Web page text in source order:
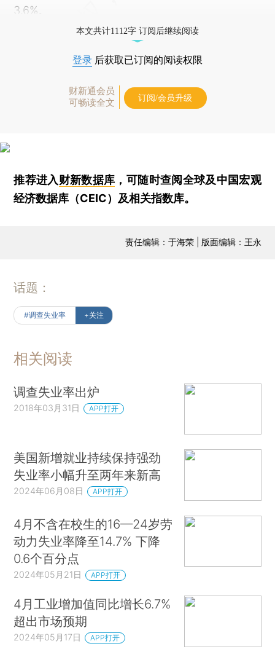
3.6%。
本文共计1112字 订阅后继续阅读
登录 后获取已订阅的阅读权限
财新通会员
可畅读全文
订阅/会员升级
推荐进入财新数据库 ，可随时查阅全球及中国宏观
经济数据库（CEIC）及相关指数库。
责任编辑：于海荣 | 版面编辑：王永
话题：
#调查失业率 +关注
相关阅读
调查失业率出炉
2018年03月31日 APP打开
美国新增就业持续保持强劲
失业率小幅升至两年来新高
2024年06月08日 APP打开
4月不含在校生的16—24岁劳
动力失业率降至14.7% 下降
0.6个百分点
2024年05月21日 APP打开
4月工业增加值同比增长6.7%
超出市场预期
2024年05月17日 APP打开